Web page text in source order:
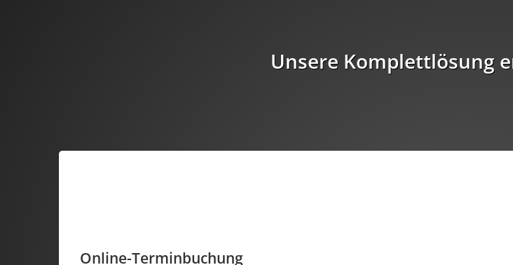
Unsere Komplettlösung
Online-Terminbuchung